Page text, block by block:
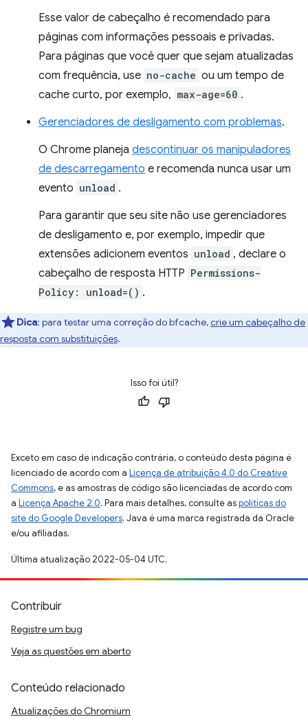
Esse valor de cabeçalho é recomendado para
páginas com informações pessoais e privadas.
Para páginas que você quer que sejam atualizadas
com frequência, use no-cache ou um tempo de
cache curto, por exemplo, max-age=60 .
Gerenciadores de desligamento com problemas.
O Chrome planeja descontinuar os manipuladores
de descarregamento e recomenda nunca usar um
evento unload .
Para garantir que seu site não use gerenciadores
de desligamento e, por exemplo, impedir que
extensões adicionem eventos unload , declare o
cabeçalho de resposta HTTP Permissions-
Policy: unload=() .
Dica: para testar uma correção do bfcache,crie um cabeçalho de
resposta com substituições.
Isso foi útil?
Exceto em caso de indicação contrária, o conteúdo desta página é
licenciado de acordo com a Licença de atribuição 4.0 do Creative
Commons, e as amostras de código são licenciadas de acordo com
a Licença Apache 2.0. Para mais detalhes, consulte aspolíticas do
site do Google Developers. Java é uma marca registrada da Oracle
e/ou afiliadas.
Última atualização 2022-05-04 UTC.
Contribuir
Registre um bug
Veja as questões em aberto
Conteúdo relacionado
Atualizações do Chromium